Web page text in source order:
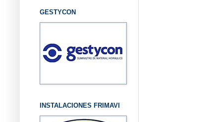
GESTYCON
INSTALACIONES FRIMAVI